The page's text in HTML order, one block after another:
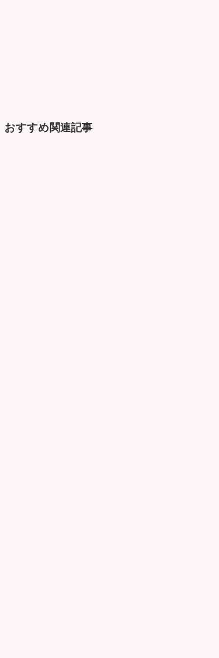
おすすめ関連記事